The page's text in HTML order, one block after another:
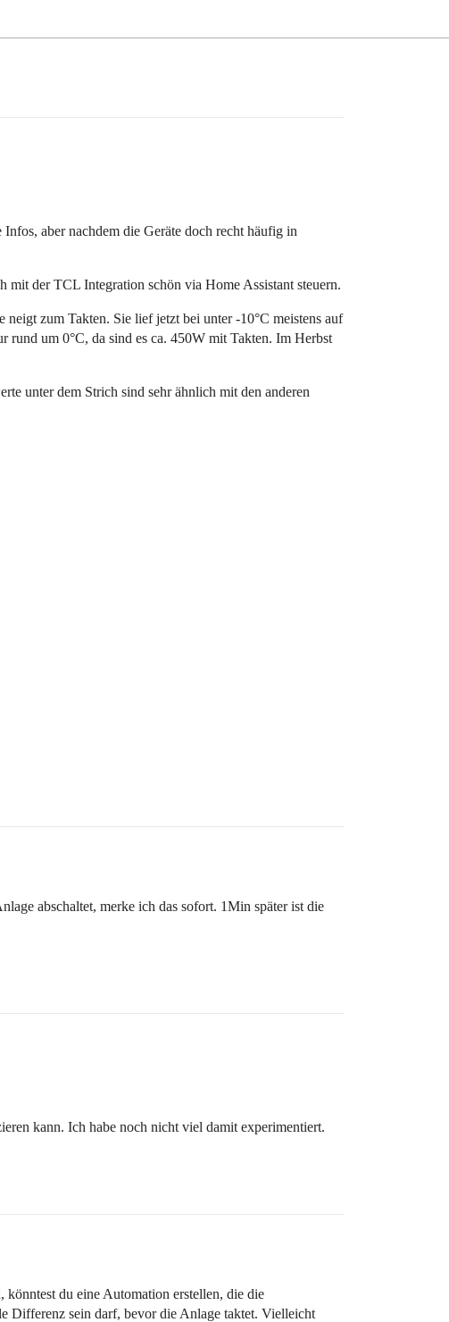
aber nachdem die Geräte doch recht häufig in
der TCL Integration schön via Home Assistant steuern.
zum Takten. Sie lief jetzt bei unter -10°C meistens auf
rund um 0°C, da sind es ca. 450W mit Takten. Im Herbst
unter dem Strich sind sehr ähnlich mit den anderen
abschaltet, merke ich das sofort. 1Min später ist die
kann. Ich habe noch nicht viel damit experimentiert.
du eine Automation erstellen, die die
Differenz sein darf, bevor die Anlage taktet. Vielleicht